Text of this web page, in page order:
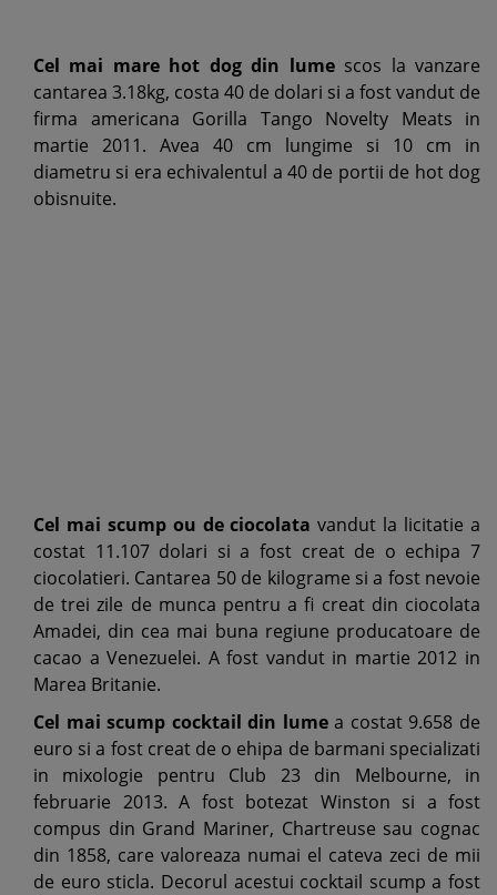
Cel mai mare hot dog din lumescos la vanzare
cantarea 3.18kg, costa 40 de dolari si a fost vandut de
firma americana Gorilla Tango Novelty Meats in
martie 2011. Avea 40 cm lungime si 10 cm in
diametru si era echivalentul a 40 de portii de hot dog
obisnuite.
Cel mai scump ou de ciocolata vandut la licitatie a
costat 11.107 dolari si a fost creat de o echipa 7
ciocolatieri. Cantarea 50 de kilograme si a fost nevoie
de trei zile de munca pentru a fi creat din ciocolata
Amadei, din cea mai buna regiune producatoare de
cacao a Venezuelei. A fost vandut in martie 2012 in
Marea Britanie.
Cel mai scump cocktail din lumea costat 9.658 de
euro si a fost creat de o ehipa de barmani specializati
in mixologie pentru Club 23 din Melbourne, in
februarie 2013. A fost botezat Winston si a fost
compus din Grand Mariner, Chartreuse sau cognac
din 1858, care valoreaza numai el cateva zeci de mii
de euro sticla. Decorul acestui cocktail scump a fost